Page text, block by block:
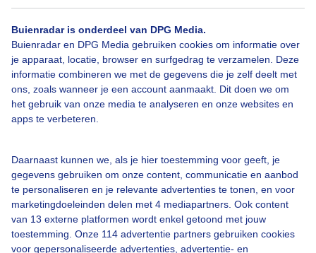
Buienradar is onderdeel van DPG Media.
Buienradar en DPG Media gebruiken cookies om informatie over
je apparaat, locatie, browser en surfgedrag te verzamelen. Deze
informatie combineren we met de gegevens die je zelf deelt met
ons, zoals wanneer je een account aanmaakt. Dit doen we om
het gebruik van onze media te analyseren en onze websites en
apps te verbeteren.
Daarnaast kunnen we, als je hier toestemming voor geeft, je
gegevens gebruiken om onze content, communicatie en aanbod
te personaliseren en je relevante advertenties te tonen, en voor
marketingdoeleinden delen met 4 mediapartners. Ook content
van 13 externe platformen wordt enkel getoond met jouw
toestemming. Onze 114 advertentie partners gebruiken cookies
voor gepersonaliseerde advertenties, advertentie- en
Over Buienradar
Bedrijfsgegevens
Veelgestelde vragen
Contact
Gebruikersvoorwaarden
Adverteren
Buienradar Team
Privacy beleid